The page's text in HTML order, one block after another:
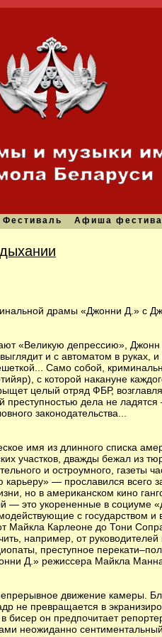
Фестиваль Афиша
драмы «Джонни Д.» с
«Великую депрессию»,
и с автоматом в руках,
Само собой,
с которой накануне
целый отряд ФБР,
преступностью дела не
законодательства...
имя из длинного списка
участков, дважды бежал из
и остроумного, газеты
— прославился всего
но в американском кино
— это укорененные в социуме
с государством и
Карлеоне до Тони
например, от руководителей
преступное
Д.» режиссера Майкла
движение камеры.
не превращается в
он предпочитает
неожиданно